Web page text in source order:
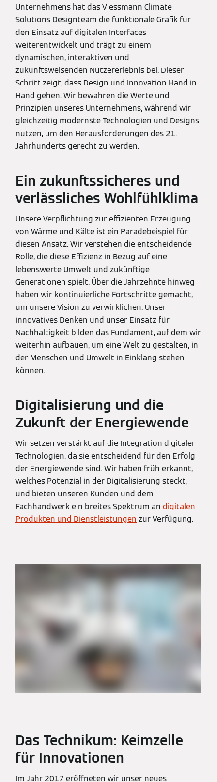
Unternehmens hat das Viessmann Climate
Solutions Designteam die funktionale Grafik für
den Einsatz auf digitalen Interfaces
weiterentwickelt und trägt zu einem
dynamischen, interaktiven und
zukunftsweisenden Nutzererlebnis bei. Dieser
Schritt zeigt, dass Design und Innovation Hand in
Hand gehen. Wir bewahren die Werte und
Prinzipien unseres Unternehmens, während wir
gleichzeitig modernste Technologien und Designs
nutzen, um den Herausforderungen des 21.
Jahrhunderts gerecht zu werden.
Ein zukunftssicheres und
verlässliches Wohlfühlklima
Unsere Verpflichtung zur effizienten Erzeugung
von Wärme und Kälte ist ein Paradebeispiel für
diesen Ansatz. Wir verstehen die entscheidende
Rolle, die diese Effizienz in Bezug auf eine
lebenswerte Umwelt und zukünftige
Generationen spielt. Über die Jahrzehnte hinweg
haben wir kontinuierliche Fortschritte gemacht,
um unsere Vision zu verwirklichen. Unser
innovatives Denken und unser Einsatz für
Nachhaltigkeit bilden das Fundament, auf dem wir
weiterhin aufbauen, um eine Welt zu gestalten, in
der Menschen und Umwelt in Einklang stehen
können.
Digitalisierung und die
Zukunft der Energiewende
Wir setzen verstärkt auf die Integration digitaler
Technologien, da sie entscheidend für den Erfolg
der Energiewende sind. Wir haben früh erkannt,
welches Potenzial in der Digitalisierung steckt,
und bieten unseren Kunden und dem
Fachhandwerk ein breites Spektrum an digitalen
Produkten und Dienstleistungen zur Verfügung.
Das Technikum: Keimzelle
für Innovationen
Im Jahr 2017 eröffneten wir unser neues